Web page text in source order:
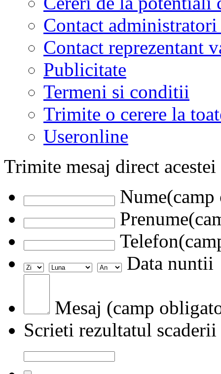
Contact
Contact reprezentant
Publicitate
Termeni si conditii
Trimite o cerere la
Useronline
Trimite mesaj direct
Data nuntii
Mesaj (camp
Scrieti rezultatul scaderii